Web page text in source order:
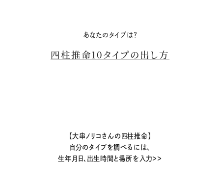
あなたのタイプは？
四柱推命10タイプの出し方
【大串ノリコさんの四柱推命】
自分のタイプを調べるには、
生年月日、出生時間と場所を入力＞＞